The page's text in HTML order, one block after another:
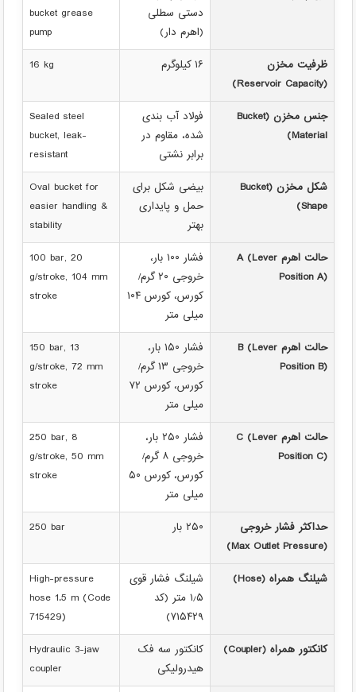
دستی سطلی
(اهرم دار)
bucket grease
pump
ظرفیت مخزن
(Reservoir Capacity)
۱۶ کیلوگرم 16 kg
جنس مخزن (Bucket
Material)
فولاد آب بندی
شده، مقاوم در
برابر نشتی
Sealed steel
bucket, leak-
resistant
شکل مخزن (Bucket
Shape)
بیضی شکل برای
حمل و پایداری
بهتر
Oval bucket for
easier handling &
stability
حالت اهرم A (Lever
Position A)
فشار ۱۰۰ بار،
خروجی ۲۰ گرم/
کورس، کورس ۱۰۴
میلی متر
100 bar, 20
g/stroke, 104 mm
stroke
حالت اهرم B (Lever
Position B)
فشار ۱۵۰ بار،
خروجی ۱۳ گرم/
کورس، کورس ۷۲
میلی متر
150 bar, 13
g/stroke, 72 mm
stroke
حالت اهرم C (Lever
Position C)
فشار ۲۵۰ بار،
خروجی ۸ گرم/
کورس، کورس ۵۰
میلی متر
250 bar, 8
g/stroke, 50 mm
stroke
حداکثر فشار خروجی
(Max Outlet Pressure)
۲۵۰ بار 250 bar
شیلنگ همراه (Hose)
شیلنگ فشار قوی
۱٫۵ متر (کد
۷۱۵۴۲۹)
High-pressure
hose 1.5 m (Code
715429)
کانکتور همراه (Coupler)
کانکتور سه فک
هیدرولیکی
Hydraulic 3-jaw
coupler